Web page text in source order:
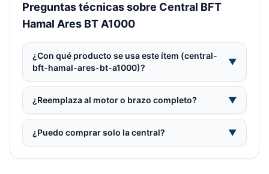
Preguntas técnicas sobre Central BFT
Hamal Ares BT A1000
¿Con qué producto se usa este ítem (central-
bft-hamal-ares-bt-a1000)?
▼
¿Reemplaza al motor o brazo completo? ▼
¿Puedo comprar solo la central? ▼